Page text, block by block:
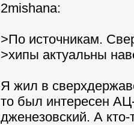
2mishana:
>По источникам.
>хипы актуальны
Я жил в
то был интересен
дженезовский. А